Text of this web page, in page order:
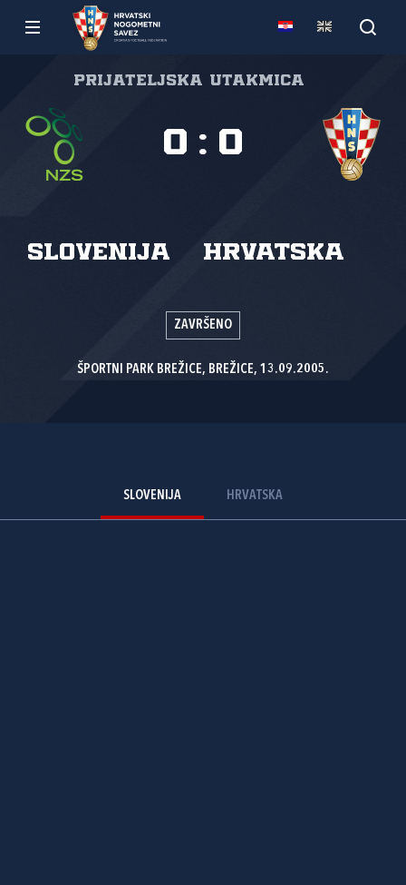
Prijateljska utakmica
Slovenija Hrvatska
0 : 0
ZAVRŠENO
ŠPORTNI PARK BREŽICE, BREŽICE, 13.09.2005.
SLOVENIJA HRVATSKA